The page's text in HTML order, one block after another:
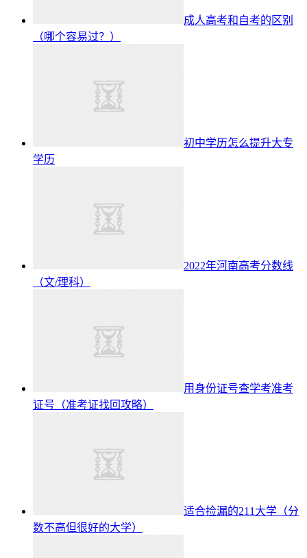
成人高考和自考的区别
（哪个容易过？）
初中学历怎么提升大专
学历
2022年河南高考分数线
（文/理科）
用身份证号查学考准考
证号（准考证找回攻略）
适合捡漏的211大学（分
数不高但很好的大学）